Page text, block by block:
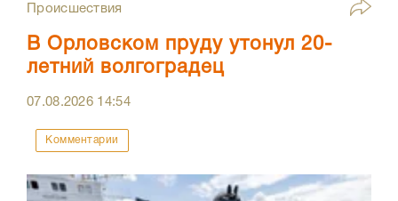
Происшествия
В Орловском пруду утонул 20-
летний волгоградец
07.08.2026 14:54
Комментарии